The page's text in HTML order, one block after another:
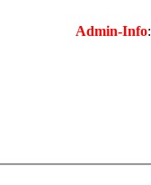
Admin-Info: